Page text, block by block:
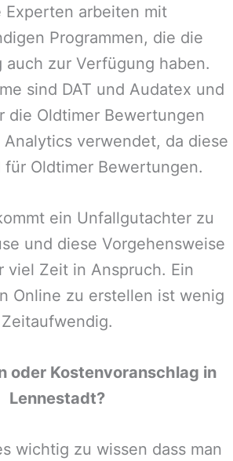
Experten arbeiten mit
Programmen, die die
auch zur Verfügung haben.
sind DAT und Audatex und
die Oldtimer Bewertungen
Analytics verwendet, da diese
Oldtimer Bewertungen.
ein Unfallgutachter zu
und diese Vorgehensweise
viel Zeit in Anspruch. Ein
Online zu erstellen ist wenig
Zeitaufwendig.
oder Kostenvoranschlag in
Lennestadt?
wichtig zu wissen dass man